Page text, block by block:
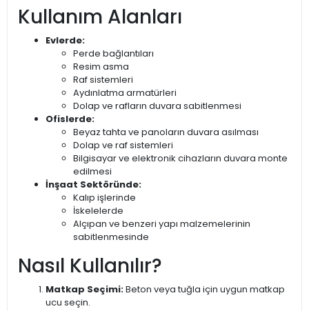
Kullanım Alanları
Evlerde:
Perde bağlantıları
Resim asma
Raf sistemleri
Aydınlatma armatürleri
Dolap ve rafların duvara sabitlenmesi
Ofislerde:
Beyaz tahta ve panoların duvara asılması
Dolap ve raf sistemleri
Bilgisayar ve elektronik cihazların duvara monte
edilmesi
İnşaat Sektöründe:
Kalıp işlerinde
İskelelerde
Alçıpan ve benzeri yapı malzemelerinin
sabitlenmesinde
Nasıl Kullanılır?
Matkap Seçimi:Beton veya tuğla için uygun matkap
ucu seçin.